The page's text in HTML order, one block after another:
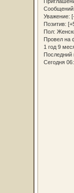
Сообщений:
Уважение:
Позитив:
Пол:
Провел на
1 год 9
Последний
Сегодня